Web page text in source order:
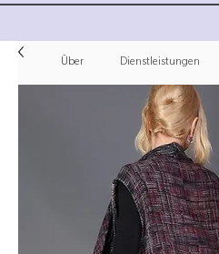
Über Dienstleistungen